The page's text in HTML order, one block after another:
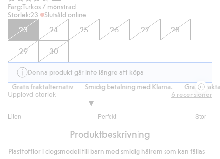
Färg:Turkos / mönstrad
Storlek:23 Slutsåld online
23 24 25 26 27 28
29 30
Denna produkt går inte längre att köpa
Gratis fraktalternativ
Smidig betalning med Klarna. Gratis
Upplevd storlek
Liten Perfekt Stor
utav
6
6 recensioner
Produktbeskrivning
Plasttofflor i clogsmodell till barn med smidig hälrem som kan fällas